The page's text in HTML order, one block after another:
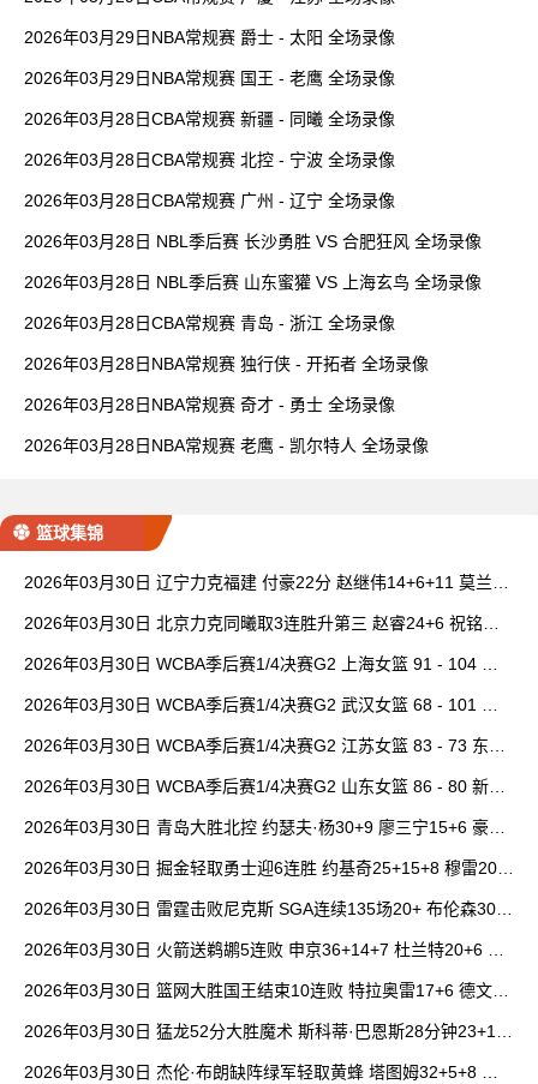
2026年03月29日NBA常规赛 爵士 - 太阳 全场录像
2026年03月29日NBA常规赛 国王 - 老鹰 全场录像
2026年03月28日CBA常规赛 新疆 - 同曦 全场录像
2026年03月28日CBA常规赛 北控 - 宁波 全场录像
2026年03月28日CBA常规赛 广州 - 辽宁 全场录像
2026年03月28日 NBL季后赛 长沙勇胜 VS 合肥狂风 全场录像
2026年03月28日 NBL季后赛 山东蜜獾 VS 上海玄鸟 全场录像
2026年03月28日CBA常规赛 青岛 - 浙江 全场录像
2026年03月28日NBA常规赛 独行侠 - 开拓者 全场录像
2026年03月28日NBA常规赛 奇才 - 勇士 全场录像
2026年03月28日NBA常规赛 老鹰 - 凯尔特人 全场录像
篮球集锦
2026年03月30日 辽宁力克福建 付豪22分 赵继伟14+6+11 莫兰德
2026年03月30日 北京力克同曦取3连胜升第三 赵睿24+6 祝铭震1
2026年03月30日 WCBA季后赛1/4决赛G2 上海女篮 91 - 104 四
2026年03月30日 WCBA季后赛1/4决赛G2 武汉女篮 68 - 101 山
2026年03月30日 WCBA季后赛1/4决赛G2 江苏女篮 83 - 73 东莞
2026年03月30日 WCBA季后赛1/4决赛G2 山东女篮 86 - 80 新疆
2026年03月30日 青岛大胜北控 约瑟夫·杨30+9 廖三宁15+6 豪斯
2026年03月30日 掘金轻取勇士迎6连胜 约基奇25+15+8 穆雷20+
2026年03月30日 雷霆击败尼克斯 SGA连续135场20+ 布伦森30分
2026年03月30日 火箭送鹈鹕5连败 申京36+14+7 杜兰特20+6 锡
2026年03月30日 篮网大胜国王结束10连败 特拉奥雷17+6 德文·
2026年03月30日 猛龙52分大胜魔术 斯科蒂·巴恩斯28分钟23+15
2026年03月30日 杰伦·布朗缺阵绿军轻取黄蜂 塔图姆32+5+8 普